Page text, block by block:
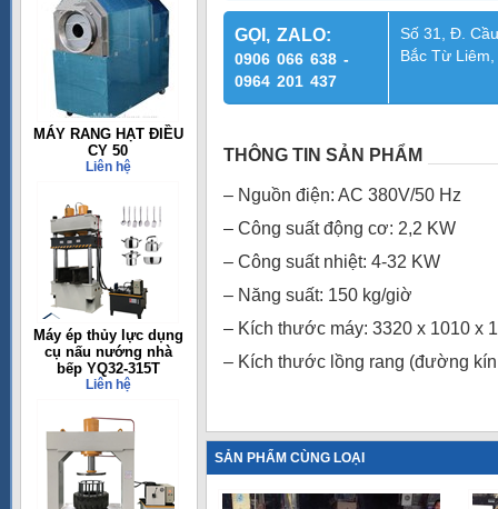
MÁY RANG HẠT ĐIỀU
CY 50
Liên hệ
Máy ép thủy lực dụng
cụ nấu nướng nhà
bếp YQ32-315T
Liên hệ
GỌI, ZALO:
0906 066 638 -
0964 201 437
Số 31, Đ.
Bắc Từ
THÔNG TIN SẢN PHẨM
– Nguồn điện: AC 380V/50 Hz
– Công suất động cơ: 2,2 KW
– Công suất nhiệt: 4-32 KW
– Năng suất: 150 kg/giờ
– Kích thước máy: 3320 x 1010 x
– Kích thước lồng rang (đường
SẢN PHẨM CÙNG LOẠI